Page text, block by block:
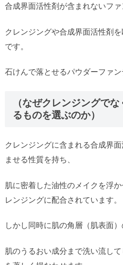
合成界面活性剤が含まれないファ
クレンジングや合成界面活性剤
です。
石けんで落とせるパウダーファン
（なぜクレンジングで
るものを選ぶのか）
クレンジングに含まれる合成界
ませる性質を持ち、
肌に密着した油性のメイクを浮
レンジングに配合されています。
しかし同時に肌の角層（肌表面）
肌のうるおい成分まで洗い流し